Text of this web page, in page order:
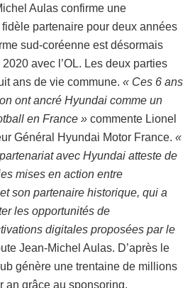
Aulas confirme une
partenaire pour deux années
sud-coréenne est désormais
avec l’OL. Les deux parties
ans de vie commune. « Ces 6 ans
ont ancré Hyundai comme un
en France » commente Lionel
Général Hyundai Motor France. «
avec Hyundai atteste de
mises en action entre
son partenaire historique, qui a
les opportunités de
digitales proposées par le
Jean-Michel Aulas. D’après le
génère une trentaine de millions
an grâce au sponsoring.